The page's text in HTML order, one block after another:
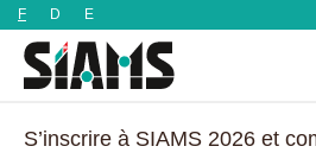
F D E
S’inscrire à SIAMS 2026 et
Panneau de gestion des cookies